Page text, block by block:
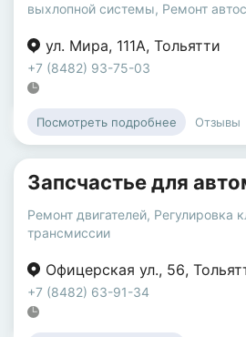
выхлопной системы, Ремонт
ул. Мира, 111А, Тольятти
+7 (8482) 93-75-03
Посмотреть подробнее Отзывы
Запсчастье для
Ремонт двигателей, Регулировка
трансмиссии
Офицерская ул., 56,
+7 (8482) 63-91-34